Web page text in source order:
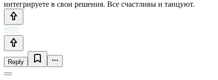
интегрируете в свои решения. Все счастливы и танцуют.
Reply